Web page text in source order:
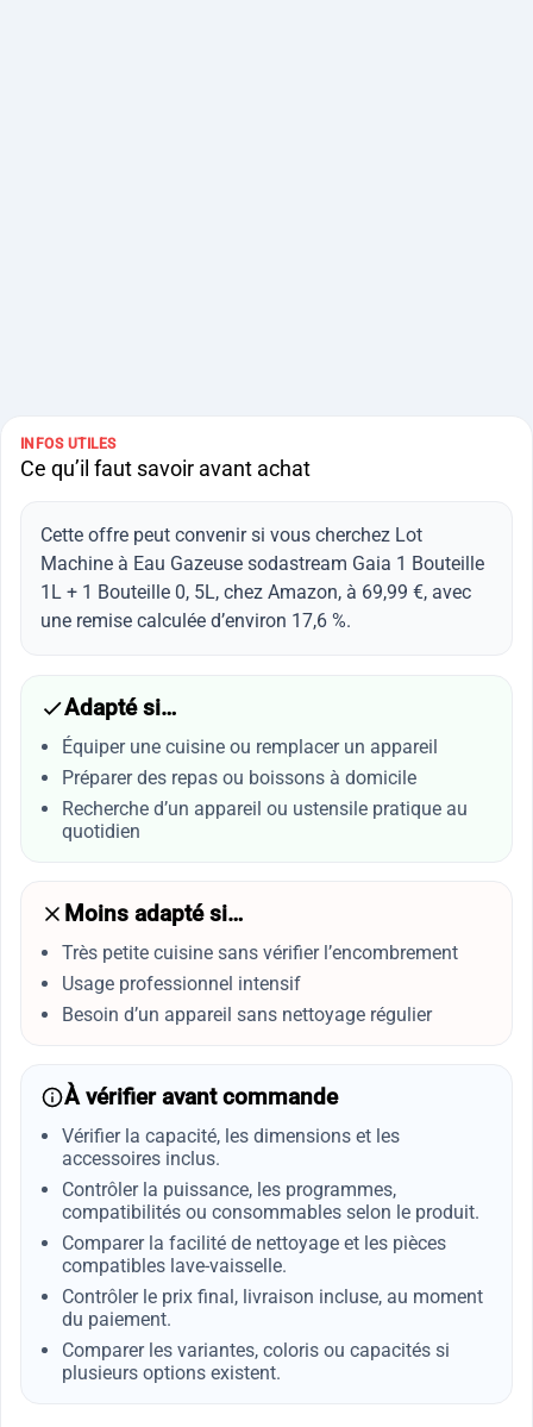
INFOS UTILES
Ce qu’il faut savoir avant achat
Cette offre peut convenir si vous cherchez Lot
Machine à Eau Gazeuse sodastream Gaia 1 Bouteille
1L + 1 Bouteille 0, 5L, chez Amazon, à 69,99 €, avec
une remise calculée d’environ 17,6 %.
Adapté si…
Équiper une cuisine ou remplacer un appareil
Préparer des repas ou boissons à domicile
Recherche d’un appareil ou ustensile pratique au
quotidien
Moins adapté si…
Très petite cuisine sans vérifier l’encombrement
Usage professionnel intensif
Besoin d’un appareil sans nettoyage régulier
À vérifier avant commande
Vérifier la capacité, les dimensions et les
accessoires inclus.
Contrôler la puissance, les programmes,
compatibilités ou consommables selon le produit.
Comparer la facilité de nettoyage et les pièces
compatibles lave-vaisselle.
Contrôler le prix final, livraison incluse, au moment
du paiement.
Comparer les variantes, coloris ou capacités si
plusieurs options existent.